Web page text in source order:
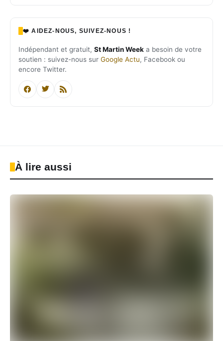
❤️ AIDEZ-NOUS, SUIVEZ-NOUS !
Indépendant et gratuit, St Martin Week a besoin de votre
soutien : suivez-nous sur Google Actu, Facebook ou
encore Twitter.
À lire aussi